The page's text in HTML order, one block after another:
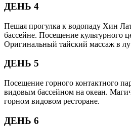
ДЕНЬ 4
Пешая прогулка к водопаду Хин
бассейне. Посещение культурного
Оригинальный тайский массаж в
ДЕНЬ 5
Посещение горного контактного
видовым бассейном на океан.
горном видовом ресторане.
ДЕНЬ 6